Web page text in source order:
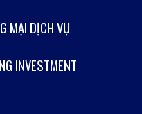
MẠI DỊCH VỤ
INVESTMENT